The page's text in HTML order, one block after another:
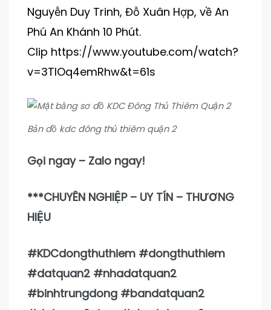
Nguyễn Duy Trinh, Đỗ Xuân Hợp, về An
Phú An Khánh 10 Phút.
Clip https://www.youtube.com/watch?
v=3TlOq4emRhw&t=61s
Bản đồ kdc đông thủ thiêm quận 2
Gọi ngay – Zalo ngay!
***CHUYÊN NGHIỆP – UY TÍN – THƯƠNG
HIỆU
#KDCdongthuthiem #dongthuthiem
#datquan2 #nhadatquan2
#binhtrungdong #bandatquan2